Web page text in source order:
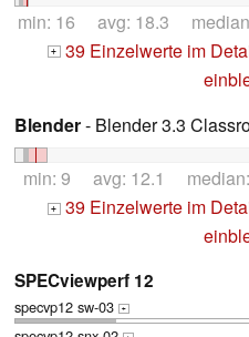
min: 16 avg: 18.3
+ 39 Einzelwerte im
Blender- Blender 3.3
min: 9 avg: 12.1 median:
+ 39 Einzelwerte im
SPECviewperf 12
specvp12 sw-03 +